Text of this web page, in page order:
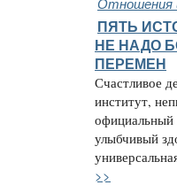
ПЯТЬ
НЕ НАДО
ПЕРЕМЕН
Счастливое
институт,
официальный
улыбчивый
>>